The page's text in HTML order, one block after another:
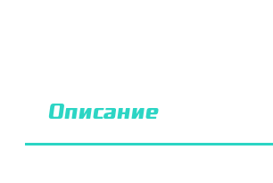
Описание